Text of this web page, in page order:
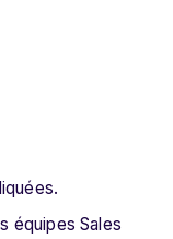
équipes Sales